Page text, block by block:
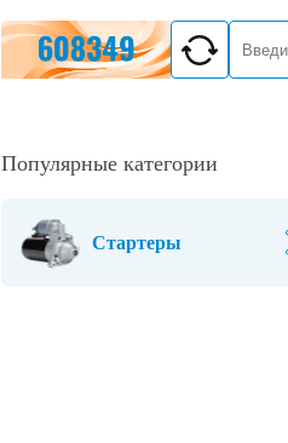
Популярные категории
Стартеры